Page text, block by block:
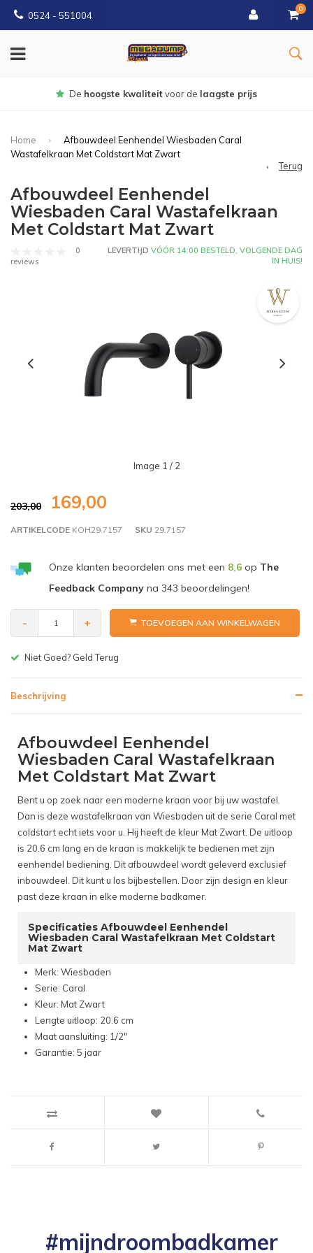
0524 - 551004
0
Gratisbezorgd vanaf €150
Home
Afbouwdeel Eenhendel Wiesbaden Caral
Wastafelkraan Met Coldstart Mat Zwart
Terug
Afbouwdeel Eenhendel
Wiesbaden Caral Wastafelkraan
Met Coldstart Mat Zwart
0
reviews
LEVERTIJD VÓÓR 14:00 BESTELD, VOLGENDE DAG
IN HUIS!
Image 1 / 2
203,00 169,00
ARTIKELCODE KOH29.7157 SKU 29.7157
Onze klanten beoordelen ons met een 8,6op The
Feedback Companyna 343 beoordelingen!
- + TOEVOEGEN AAN WINKELWAGEN
Gratis bezorgen v.a. € 150,-(NL)
Beschrijving
Afbouwdeel Eenhendel
Wiesbaden Caral Wastafelkraan
Met Coldstart Mat Zwart
Bent u op zoek naar een moderne kraan voor bij uw wastafel.
Dan is deze wastafelkraan van Wiesbaden uit de serie Caral met
coldstart echt iets voor u. Hij heeft de kleur Mat Zwart. De uitloop
is 20.6 cm lang en de kraan is makkelijk te bedienen met zijn
eenhendel bediening. Dit afbouwdeel wordt geleverd exclusief
inbouwdeel. Dit kunt u los bijbestellen. Door zijn design en kleur
past deze kraan in elke moderne badkamer.
Specificaties Afbouwdeel Eenhendel
Wiesbaden Caral Wastafelkraan Met Coldstart
Mat Zwart
Merk: Wiesbaden
Serie: Caral
Kleur: Mat Zwart
Lengte uitloop: 20.6 cm
Maat aansluiting: 1/2"
Garantie: 5 jaar
#mijndroombadkamer